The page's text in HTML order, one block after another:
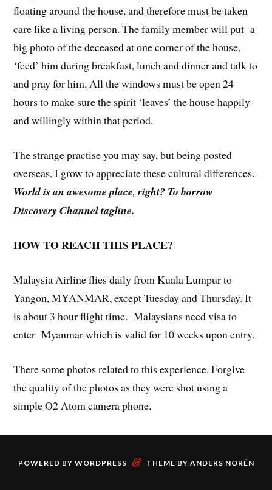
floating around the house, and therefore must be taken
care like a living person. The family member will put a
big photo of the deceased at one corner of the house,
‘feed’ him during breakfast, lunch and dinner and talk to
and pray for him. All the windows must be open 24
hours to make sure the spirit ‘leaves’ the house happily
and willingly within that period.
The strange practise you may say, but being posted
overseas, I grow to appreciate these cultural differences.
World is an awesome place, right? To borrow
Discovery Channel tagline.
HOW TO REACH THIS PLACE?
Malaysia Airline flies daily from Kuala Lumpur to
Yangon, MYANMAR, except Tuesday and Thursday. It
is about 3 hour flight time. Malaysians need visa to
enter Myanmar which is valid for 10 weeks upon entry.
There some photos related to this experience. Forgive
the quality of the photos as they were shot using a
simple O2 Atom camera phone.
POWERED BY WORDPRESS & THEME BY ANDERS NORÉN